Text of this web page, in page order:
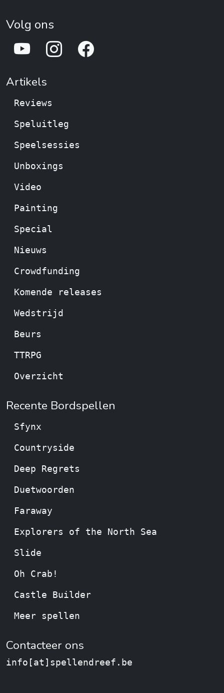
Volg ons
Artikels
Reviews
Speluitleg
Speelsessies
Unboxings
Video
Painting
Special
Nieuws
Crowdfunding
Komende releases
Wedstrijd
Beurs
TTRPG
Overzicht
Recente Bordspellen
Sfynx
Countryside
Deep Regrets
Duetwoorden
Faraway
Explorers of the North Sea
Slide
Oh Crab!
Castle Builder
Meer spellen
Contacteer ons
info[at]spellendreef.be